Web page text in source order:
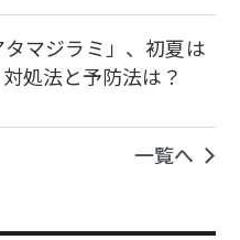
マジラミ」、初夏は
処法と予防法は？
一覧へ